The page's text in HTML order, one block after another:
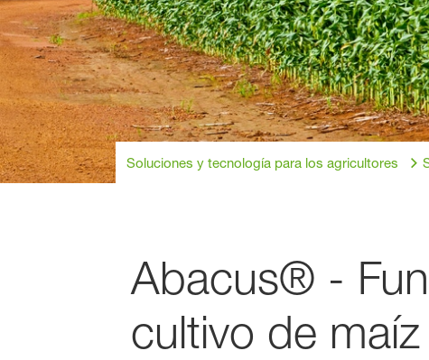
Soluciones y tecnología para los agricultores
Abacus® -
cultivo de